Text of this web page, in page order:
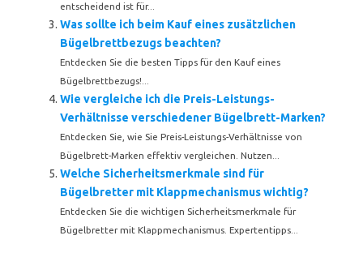
entscheidend ist für...
Was sollte ich beim Kauf eines zusätzlichen
Bügelbrettbezugs beachten?
Entdecken Sie die besten Tipps für den Kauf eines
Bügelbrettbezugs!...
Wie vergleiche ich die Preis-Leistungs-
Verhältnisse verschiedener Bügelbrett-Marken?
Entdecken Sie, wie Sie Preis-Leistungs-Verhältnisse von
Bügelbrett-Marken effektiv vergleichen. Nutzen...
Welche Sicherheitsmerkmale sind für
Bügelbretter mit Klappmechanismus wichtig?
Entdecken Sie die wichtigen Sicherheitsmerkmale für
Bügelbretter mit Klappmechanismus. Expertentipps...